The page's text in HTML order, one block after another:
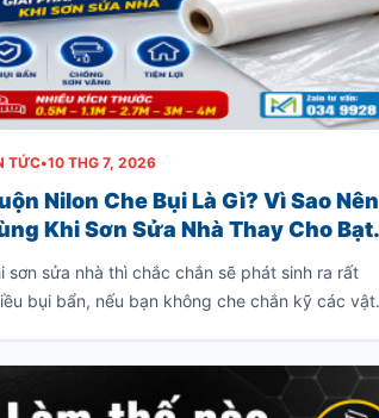
TỨC•10 THG 7, 2026
Nilon Che Bụi Là Gì? Vì Sao Nên
Khi Sơn Sửa Nhà Thay Cho Bạt
sơn sửa nhà thì chắc chắn sẽ phát sinh ra rất
bụi bẩn, nếu bạn không che chắn kỹ các vật